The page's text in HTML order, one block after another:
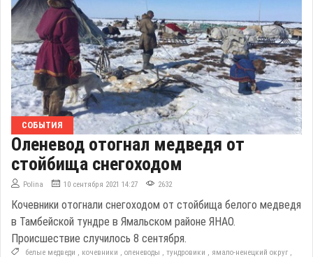
СОБЫТИЯ
Оленевод отогнал медведя от
стойбища снегоходом
Polina 10 сентября 2021 14:27 2632
Кочевники отогнали снегоходом от стойбища белого медведя
в Тамбейской тундре в Ямальском районе ЯНАО.
Происшествие случилось 8 сентября.
белые медведи , кочевники , оленеводы , тундровики , ямало-ненецкий округ ,